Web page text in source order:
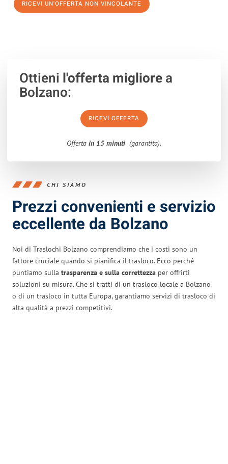
RICEVI UN'OFFERTA NON VINCOLANTE
Ottieni l'offerta migliorea
Bolzano:
RICEVI OFFERTA
Offerta in 15 minuti (garantita).
CHI SIAMO
Prezzi convenienti e servizio
eccellente da Bolzano
Noi di Traslochi Bolzano comprendiamo che i costi sono un
fattore cruciale quando si pianifica il trasloco. Ecco perché
puntiamo sulla trasparenza e sulla correttezza per offrirti
soluzioni su misura. Che si tratti di un trasloco locale a Bolzano
o di un trasloco in tutta Europa, garantiamo servizi di trasloco di
alta qualità a prezzi competitivi.